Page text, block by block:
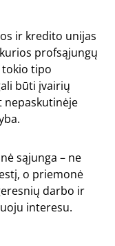
ir kredito unijas
profsąjungų
tipo
būti įvairių
nepaskutinėje
sąjunga – ne
o priemonė
darbo ir
interesu.